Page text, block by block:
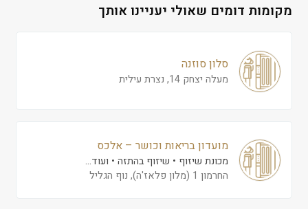
מקומות דומים שאולי יעניינו אותך
סלון סוזנה
מעלה יצחק 14, נצרת עילית
מועדון בריאות וכושר – אלכס
מכונת שיזוף שיזוף בהתזה
ועוד...
החרמון 1 (מלון פלאז'ה), נוף הגליל